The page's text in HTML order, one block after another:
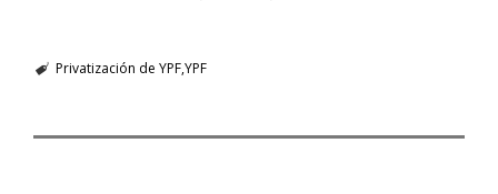
Privatización de YPFYPF